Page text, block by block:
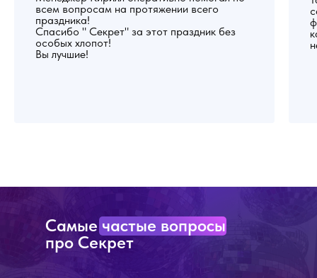
всем вопросам на протяжении всего
праздника!
Спасибо " Секрет" за этот праздник без
особых хлопот!
Вы лучшие!
Самые частые вопросы
про Секрет